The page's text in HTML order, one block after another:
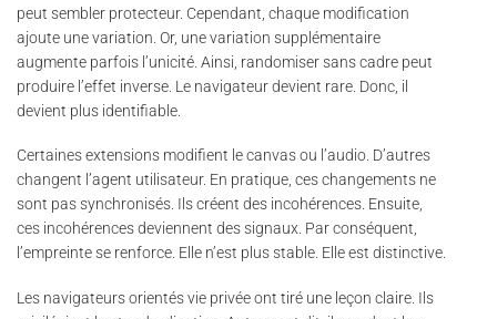
peut sembler protecteur. Cependant, chaque modification
ajoute une variation. Or, une variation supplémentaire
augmente parfois l’unicité. Ainsi, randomiser sans cadre peut
produire l’effet inverse. Le navigateur devient rare. Donc, il
devient plus identifiable.
Certaines extensions modifient le canvas ou l’audio. D’autres
changent l’agent utilisateur. En pratique, ces changements ne
sont pas synchronisés. Ils créent des incohérences. Ensuite,
ces incohérences deviennent des signaux. Par conséquent,
l’empreinte se renforce. Elle n’est plus stable. Elle est distinctive.
Les navigateurs orientés vie privée ont tiré une leçon claire. Ils